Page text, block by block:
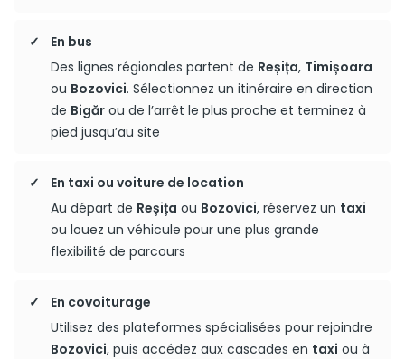
En bus
Des lignes régionales partent de Reșița, Timișoara
ou Bozovici. Sélectionnez un itinéraire en direction
de Bigăr ou de l’arrêt le plus proche et terminez à
pied jusqu’au site
En taxi ou voiture de location
Au départ de Reșița ou Bozovici, réservez un taxi
ou louez un véhicule pour une plus grande
flexibilité de parcours
En covoiturage
Utilisez des plateformes spécialisées pour rejoindre
Bozovici, puis accédez aux cascades en taxi ou à